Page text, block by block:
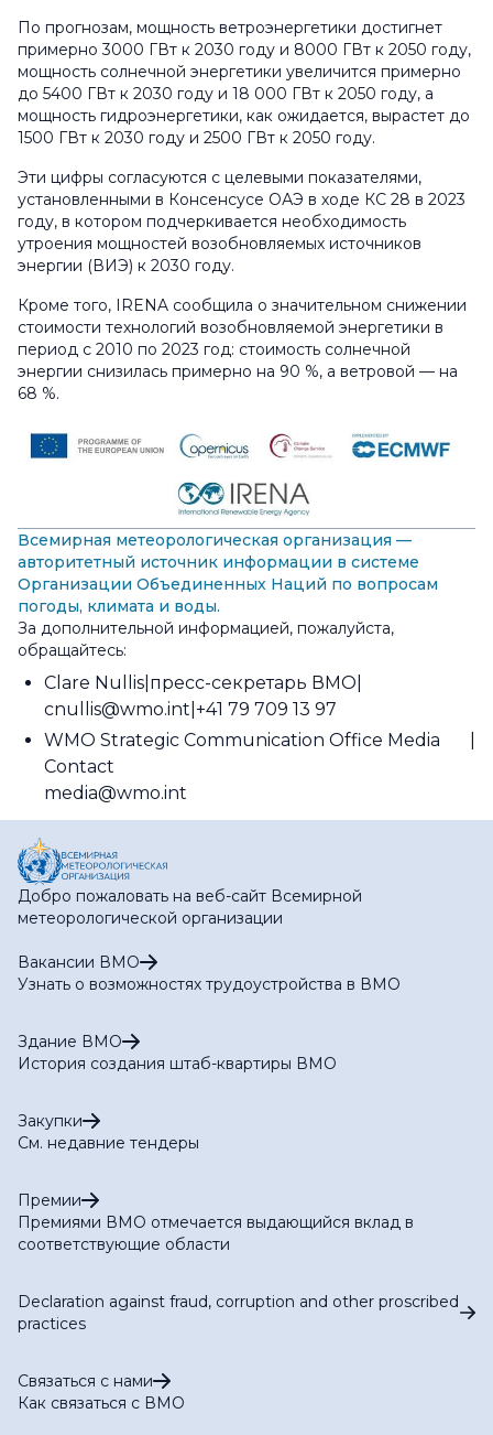
По прогнозам, мощность ветроэнергетики достигнет
примерно 3000 ГВт к 2030 году и 8000 ГВт к 2050 году,
мощность солнечной энергетики увеличится примерно
до 5400 ГВт к 2030 году и 18 000 ГВт к 2050 году, а
мощность гидроэнергетики, как ожидается, вырастет до
1500 ГВт к 2030 году и 2500 ГВт к 2050 году.
Эти цифры согласуются с целевыми показателями,
установленными в Консенсусе ОАЭ в ходе КС 28 в 2023
году, в котором подчеркивается необходимость
утроения мощностей возобновляемых источников
энергии (ВИЭ) к 2030 году.
Кроме того, IRENA сообщила о значительном снижении
стоимости технологий возобновляемой энергетики в
период с 2010 по 2023 год: стоимость солнечной
энергии снизилась примерно на 90 %, а ветровой — на
68 %.
Всемирная метеорологическая организация —
авторитетный источник информации в системе
Организации Объединенных Наций по вопросам
погоды, климата и воды.
За дополнительной информацией, пожалуйста,
обращайтесь:
Clare Nullis пресс-секретарь ВМО
cnullis@wmo.int +41 79 709 13 97
WMO Strategic Communication Office Media
Contact
media@wmo.int
Добро пожаловать на веб-сайт Всемирной
метеорологической организации
Вакансии ВМО
Узнать о возможностях трудоустройства в ВМО
Здание ВМО
История создания штаб-квартиры ВМО
Закупки
См. недавние тендеры
Премии
Премиями ВМО отмечается выдающийся вклад в
соответствующие области
Declaration against fraud, corruption and other proscribed
practices
Связаться с нами
Как связаться с ВМО